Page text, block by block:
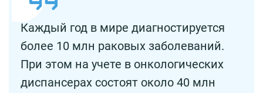
Каждый год в мире диагностируется
более 10 млн раковых заболеваний.
При этом на учете в онкологических
диспансерах состоят около 40 млн